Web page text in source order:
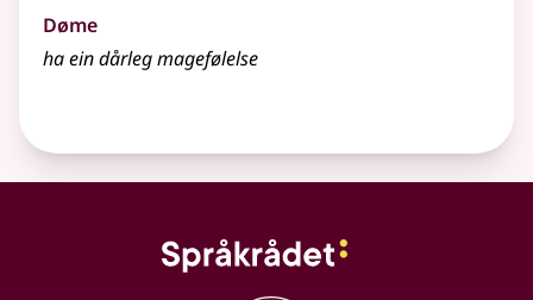
Døme
ha ein dårleg magefølelse